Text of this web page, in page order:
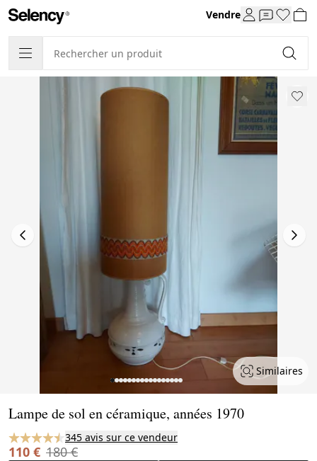
Vendre
Similaires
Lampe de sol en céramique, années 1970
345 avis sur ce vendeur
110 € 180 €